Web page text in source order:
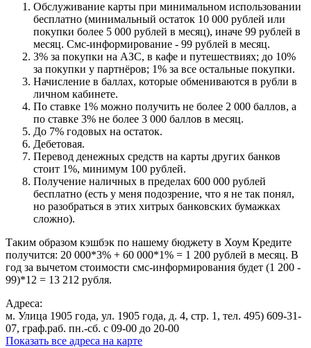
Обслуживание карты при минимальном использовании
бесплатно (минимальный остаток 10 000 рублей или
покупки более 5 000 рублей в месяц), иначе 99 рублей в
месяц. Смс-информирование - 99 рублей в месяц.
3% за покупки на АЗС, в кафе и путешествиях; до 10%
за покупки у партнёров; 1% за все остальные покупки.
Начисление в баллах, которые обмениваются в рубли в
личном кабинете.
По ставке 1% можно получить не более 2 000 баллов, а
по ставке 3% не более 3 000 баллов в месяц.
До 7% годовых на остаток.
Дебетовая.
Перевод денежных средств на карты других банков
стоит 1%, минимум 100 рублей.
Получение наличных в пределах 600 000 рублей
бесплатно (есть у меня подозрение, что я не так понял,
но разобраться в этих хитрых банковских бумажках
сложно).
Таким образом кэшбэк по нашему бюджету в Хоум Кредите
получится: 20 000*3% + 60 000*1% = 1 200 рублей в месяц. В
год за вычетом стоимости смс-информирования будет (1 200 -
99)*12 = 13 212 рубля.
Адреса:
м. Улица 1905 года, ул. 1905 года, д. 4, стр. 1, тел. 495) 609-31-
07, граф.раб. пн.-сб. с 09-00 до 20-00
Показать все адреса на карте